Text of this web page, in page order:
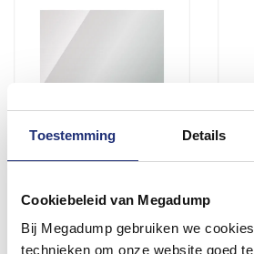
Toestemming Details
Cookiebeleid van Megadump
Bij Megadump gebruiken we
technieken om onze website goed
Badkamerspiegel Boss &
Wit